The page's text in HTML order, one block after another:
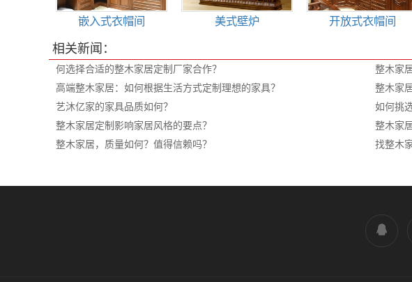
嵌入式衣帽间 美式壁炉 开放式衣帽间
相关新闻：
何选择合适的整木家居定制厂家合作？
整木家
高端整木家居：如何根据生活方式定制理想的家具？
整木家
艺沐亿家的家具品质如何？
如何挑
整木家居定制影响家居风格的要点？
整木家
整木家居，质量如何？值得信赖吗？
找整木